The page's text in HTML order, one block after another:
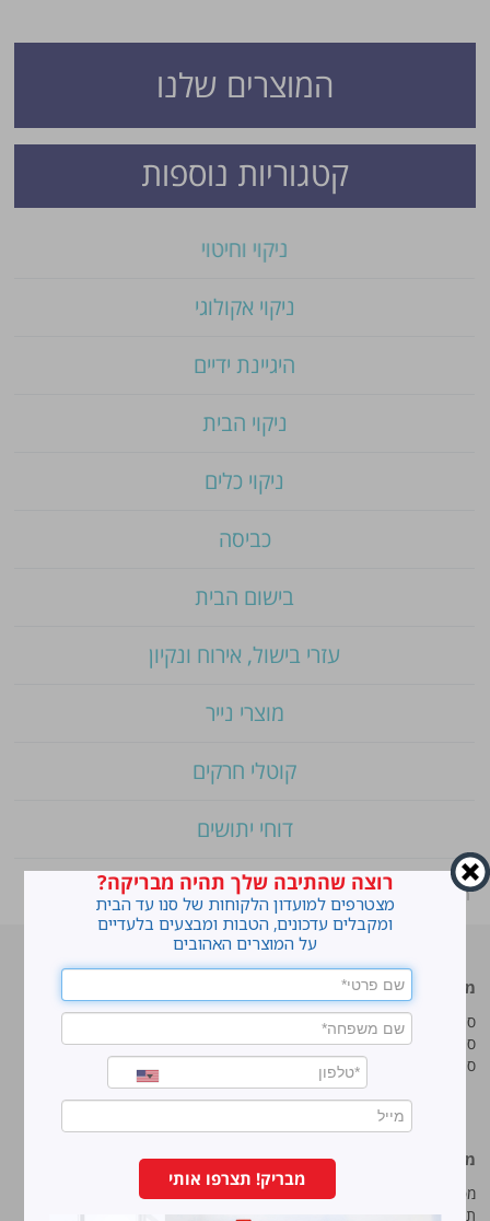
המוצרים שלנו
קטגוריות נוספות
ניקוי וחיטוי
ניקוי אקולוגי
היגיינת ידיים
ניקוי הבית
ניקוי כלים
כביסה
בישום הבית
עזרי בישול, אירוח ונקיון
מוצרי נייר
קוטלי חרקים
דוחי יתושים
ראשי Shop
»סנו ריצפז מטליות לחות לריצפה
סנו מפעלי ברונוס בע“מ
החרש 11 נוה נאמן, הוד השרון
מוצרים מובילים
סנו ז'אוול סופר ג'ל
סנו ז'אוול קצף ניקוי
סנו ז'אוול אבקת ניקוי
לנקות חלונות עם חיוך
עושים סדר בארון הנעליים
טיפים והמלצות מקצועיות לשימוש
מידע נוסף
מפת אתר
תנאי שימוש באתר
רוצה שהתיבה שלך תהיה מבריקה?
מצטרפים למועדון הלקוחות של סנו עד הבית
ומקבלים עדכונים, הטבות ומבצעים בלעדיים
על המוצרים האהובים
מבריק! תצרפו אותי